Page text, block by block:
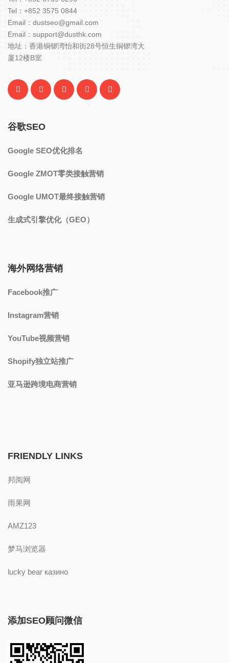
Tel：+852 3575 0844
Email：dustseo@gmail.com
Email：support@dusthk.com
地址：香港铜锣湾怡和街28号恒生铜锣湾大
厦12楼B室
谷歌SEO
Google SEO优化排名
Google ZMOT零类接触营销
Google UMOT最终接触营销
生成式引擎优化（GEO）
海外网络营销
Facebook推广
Instagram营销
YouTube视频营销
Shopify独立站推广
亚马逊跨境电商营销
FRIENDLY LINKS
邦阅网
雨果网
AMZ123
梦马浏览器
lucky bear казино
添加SEO顾问微信